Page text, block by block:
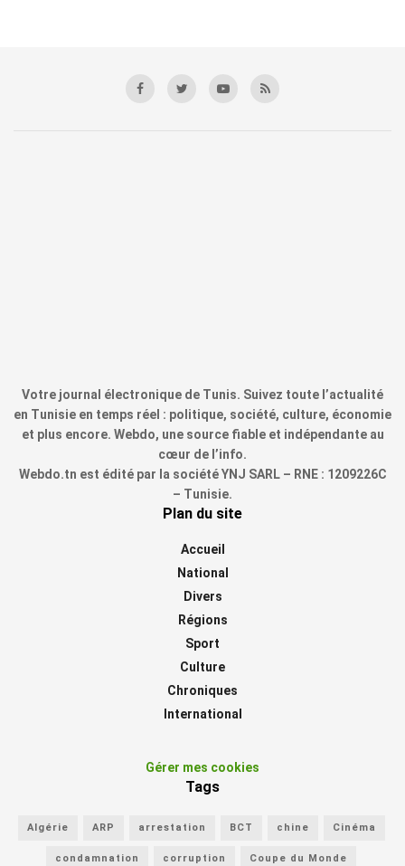
Votre journal électronique de Tunis. Suivez toute l’actualité
en Tunisie en temps réel : politique, société, culture, économie
et plus encore. Webdo, une source fiable et indépendante au
cœur de l’info.
Webdo.tn est édité par la société YNJ SARL – RNE : 1209226C
– Tunisie.
Plan du site
Accueil
National
Divers
Régions
Sport
Culture
Chroniques
International
Gérer mes cookies
Tags
Algérie ARP arrestation BCT chine Cinéma
condamnation corruption Coupe du Monde